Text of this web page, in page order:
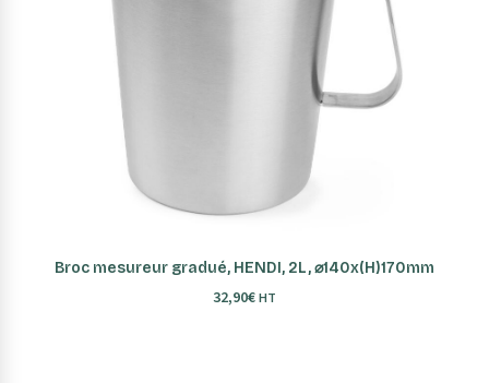
AJOUTER AU PANIER
Broc mesureur gradué, HENDI, 2L, ⌀140x(H)170mm
32,90€HT